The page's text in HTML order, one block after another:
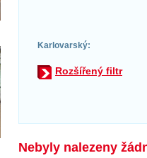
Karlovarský:
Rozšířený filtr
Nebyly nalezeny